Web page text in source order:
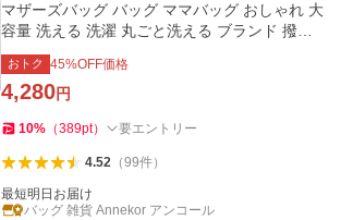
マザーズバッグ バッグ ママバッグ おしゃれ 大
容量 洗える 洗濯 丸ごと洗える ブランド 撥水
爆買
おトク 45%OFF価格
4,280円
10% （389pt） 要エントリー
4.52（99件）
最短明日お届け
バッグ 雑貨 Annekor アンコール